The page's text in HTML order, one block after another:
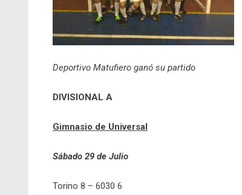
Deportivo Matufiero ganó su partido
DIVISIONAL A
Gimnasio de Universal
Sábado 29 de Julio
Torino 8 – 6030 6